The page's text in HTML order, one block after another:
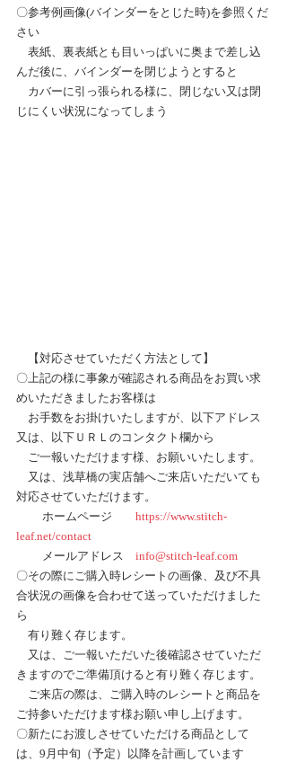
〇参考例画像(バインダーをとじた時)を参照くだ
さい
表紙、裏表紙とも目いっぱいに奥まで差し込
んだ後に、バインダーを閉じようとすると
カバーに引っ張られる様に、閉じない又は閉
じにくい状況になってしまう
【対応させていただく方法として】
〇上記の様に事象が確認される商品をお買い求
めいただきましたお客様は
お手数をお掛けいたしますが、以下アドレス
又は、以下ＵＲＬのコンタクト欄から
ご一報いただけます様、お願いいたします。
又は、浅草橋の実店舗へご来店いただいても
対応させていただけます。
ホームページ https://www.stitch-
leaf.net/contact
メールアドレス info@stitch-leaf.com
〇その際にご購入時レシートの画像、及び不具
合状況の画像を合わせて送っていただけました
ら
有り難く存じます。
又は、ご一報いただいた後確認させていただ
きますのでご準備頂けると有り難く存じます。
ご来店の際は、ご購入時のレシートと商品を
ご持参いただけます様お願い申し上げます。
〇新たにお渡しさせていただける商品として
は、9月中旬（予定）以降を計画しています